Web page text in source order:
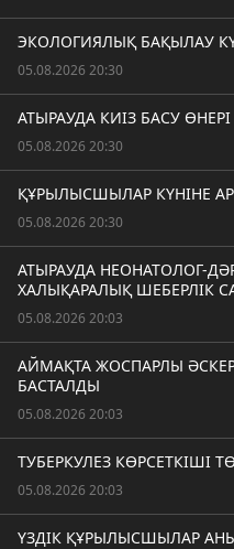
ЭКОЛОГИЯЛЫҚ БАҚЫЛАУ
05.08.2026 20:30
АТЫРАУДА КИІЗ БАСУ
05.08.2026 20:30
ҚҰРЫЛЫСШЫЛАР КҮНІНЕ
05.08.2026 20:30
АТЫРАУДА НЕОНАТОЛОГ-
ХАЛЫҚАРАЛЫҚ ШЕБЕРЛІК
05.08.2026 20:03
АЙМАҚТА ЖОСПАРЛЫ
БАСТАЛДЫ
05.08.2026 20:03
ТУБЕРКУЛЕЗ КӨРСЕТКІШІ
05.08.2026 20:03
ҮЗДІК ҚҰРЫЛЫСШЫЛАР